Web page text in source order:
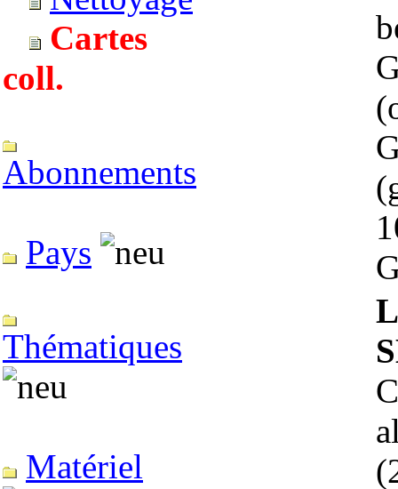
Cartes
coll.
Abonnements
Pays
Thématiques
Matériel